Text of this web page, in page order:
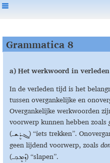
Grammatica 8
a)Het werkwoord in
In de verleden tijd is het
tussen overgankelijke en
Overgankelijke werkwoorden
voorwerp kunnen hebben zoals
(ܓܪܷܫـ) “iets trekken”.
geen lijdend voorwerp, zoals
(ܕܰܡܷܟ݂ـ) “slapen”.